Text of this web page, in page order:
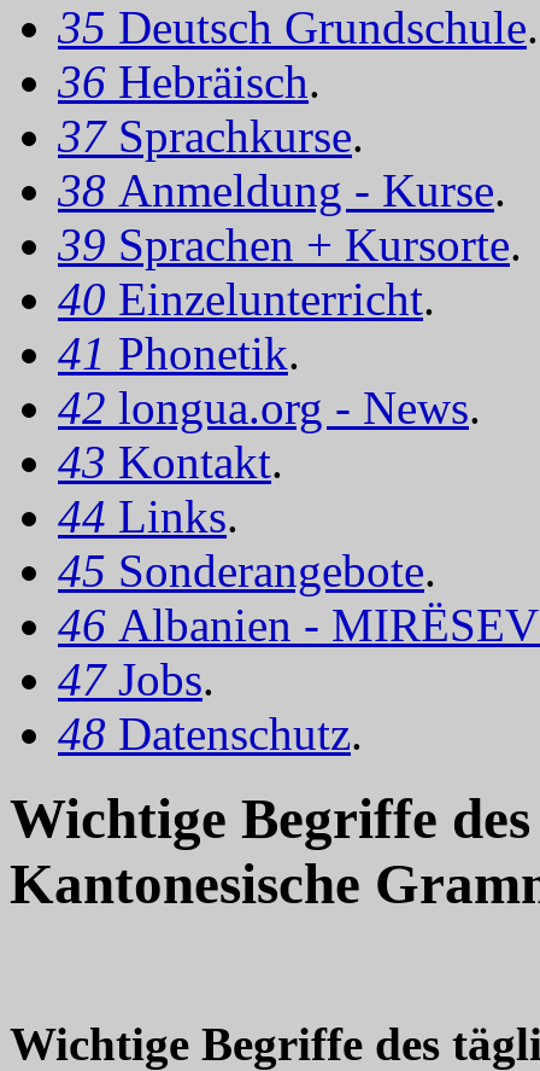
35 Deutsch Grundschule.
36 Hebräisch.
37 Sprachkurse.
38 Anmeldung - Kurse.
39 Sprachen + Kursorte.
40 Einzelunterricht.
41 Phonetik.
42 longua.org - News.
43 Kontakt.
44 Links.
45 Sonderangebote.
46 Albanien -
47 Jobs.
48 Datenschutz.
Wichtige Begriffe
Kantonesische
Wichtige Begriffe des